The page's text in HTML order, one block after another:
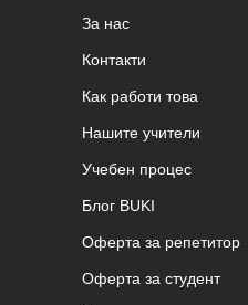
За нас
Контакти
Как работи това
Нашите учители
Учебен процес
Блог BUKI
Оферта за репетитор
Оферта за студент